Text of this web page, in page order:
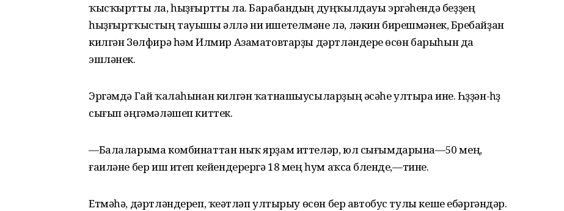
ҡысҡыртты ла, һыҙғыртты ла. Барабандың дуңҡылдауы эргәһендә беҙҙең
һыҙғыртҡыстың тауышы әллә ни ишетелмәне лә, ләкин бирешмәнек, Бүребайҙан
килгән Зөлфирә һәм Илмир Азаматовтарҙы дәртләндереү өсөн барыһын да
эшләнек.
Эргәмдә Гай ҡалаһынан килгән ҡатнашыусыларҙың әсәһе ултыра ине. Һүҙҙән-һүҙ
сығып әңгәмәләшеп киттек.
—Балаларыма комбинаттан ныҡ ярҙам иттеләр, юл сығымдарына—50 мең,
ғаиләне бер иш итеп кейендерергә 18 мең һум аҡса бүленде,—тине.
Етмәһә, дәртләндереп, ҡеүәтләп ултырыу өсөн бер автобус тулы кеше ебәргәндәр.